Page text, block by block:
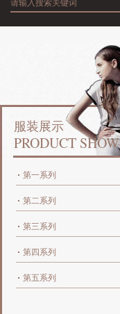
服装展示
PRODUCT SHOW
第一系列
第二系列
第三系列
第四系列
第五系列